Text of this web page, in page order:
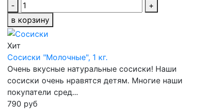
-
+
в корзину
Хит
Сосиски "Молочные", 1 кг.
Очень вкусные натуральные сосиски! Наши
сосиски очень нравятся детям. Многие наши
покупатели сред...
790 руб